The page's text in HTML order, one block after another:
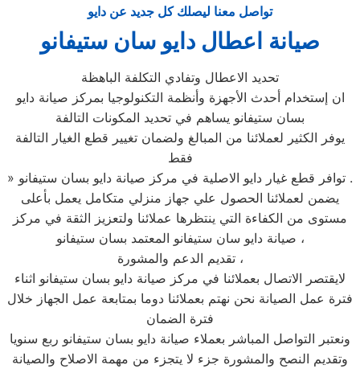
تواصل معنا ليصلك كل جديد عن دايو
صيانة اعطال دايو سان ستيفانو
تحديد الاعطال وتفادي التكلفة الباهظة
ان إستخدام أحدث الأجهزة وأنظمة التكنولوجيا بمركز صيانة دايو
بسان ستيفانو يساهم في تحديد المكونات التالفة
يوفر الكثير لعملائنا من المبالغ ولضمان تغيير قطع الغيار التالفة
فقط
» توافر قطع غيار دايو الاصلية في مركز صيانة دايو بسان ستيفانو .
يضمن لعملائنا الحصول علي جهاز منزلي متكامل يعمل بأعلى
مستوى من الكفاءة التي ينتظرها عملائنا ولتعزيز الثقة في مركز
صيانة دايو سان ستيفانو المعتمد بسان ستيفانو ،
تقديم الدعم والمشورة ،
لايقتصر الاتصال بعملائنا في مركز صيانة دايو بسان ستيفانو اثناء
فترة عمل الصيانة نحن نهتم بعملائنا دوما بمتابعة عمل الجهاز خلال
فترة الضمان
ونعتبر التواصل المباشر بعملاء صيانة دايو بسان ستيفانو ربع سنويا
وتقديم النصح والمشورة جزء لا يتجزء من مهمة الاصلاح والصيانة